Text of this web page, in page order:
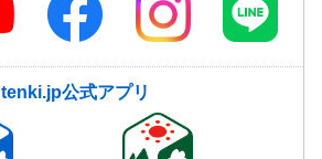
tenki.jp公式アプリ